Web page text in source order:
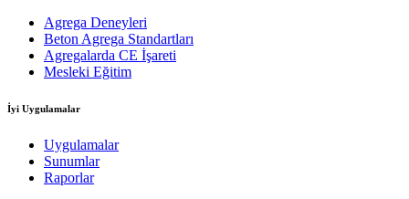
Agrega Deneyleri
Beton Agrega Standartları
Agregalarda CE İşareti
Mesleki Eğitim
İyi Uygulamalar
Uygulamalar
Sunumlar
Raporlar